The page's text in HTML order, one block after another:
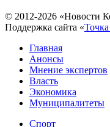
© 2012-2026 «Новости
Поддержка сайта «
Главная
Анонсы
Мнение экспертов
Власть
Экономика
Муниципалитеты
Спорт